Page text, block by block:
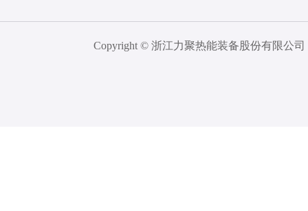
Copyright © 浙江力聚热能装备股份有限公